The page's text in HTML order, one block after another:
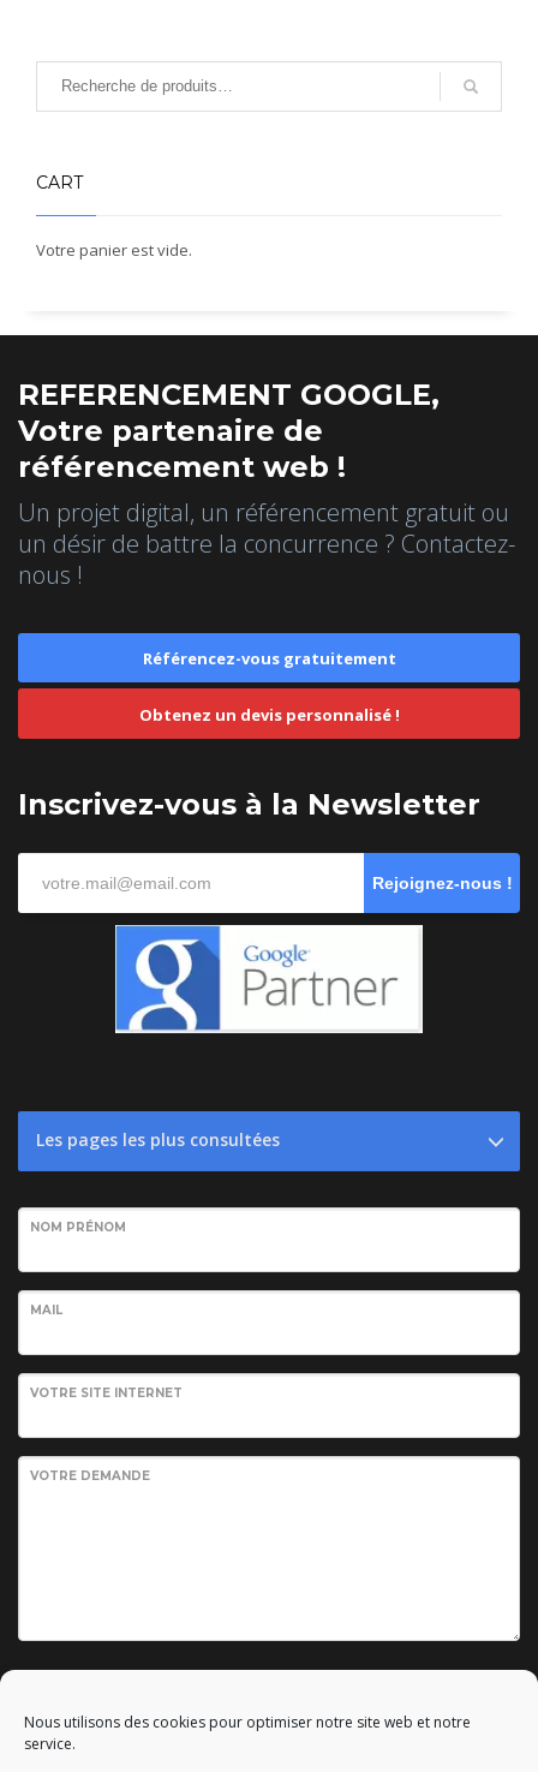
Nous utilisons des cookies pour optimiser notre site web et notre
service.
CART
Votre panier est vide.
REFERENCEMENT GOOGLE,
Votre partenaire de
référencement web !
Un projet digital, un référencement gratuit ou
un désir de battre la concurrence ? Contactez-
nous !
Référencez-vous gratuitement
Obtenez un devis personnalisé !
Inscrivez-vous à la Newsletter
Rejoignez-nous !
Les pages les plus consultées
NOM PRÉNOM
MAIL
VOTRE SITE INTERNET
VOTRE DEMANDE